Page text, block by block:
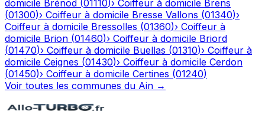
domicile Brénod (01110)› Coiffeur à domicile Brens
(01300)› Coiffeur à domicile Bresse Vallons (01340)›
Coiffeur à domicile Bressolles (01360)› Coiffeur à
domicile Brion (01460)› Coiffeur à domicile Briord
(01470)› Coiffeur à domicile Buellas (01310)› Coiffeur à
domicile Ceignes (01430)› Coiffeur à domicile Cerdon
(01450)› Coiffeur à domicile Certines (01240)
Voir toutes les communes du Ain →